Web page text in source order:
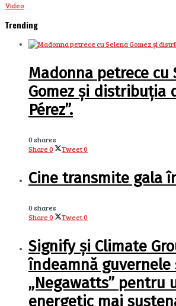
Video
Trending
Madonna petrece cu
Gomez și distribuția
Pérez”.
0 shares
Share0 Tweet0
Cine transmite gala
0 shares
Share0 Tweet0
Signify și Climate
îndeamnă guvernele
„Negawatts” pentru
energetic mai